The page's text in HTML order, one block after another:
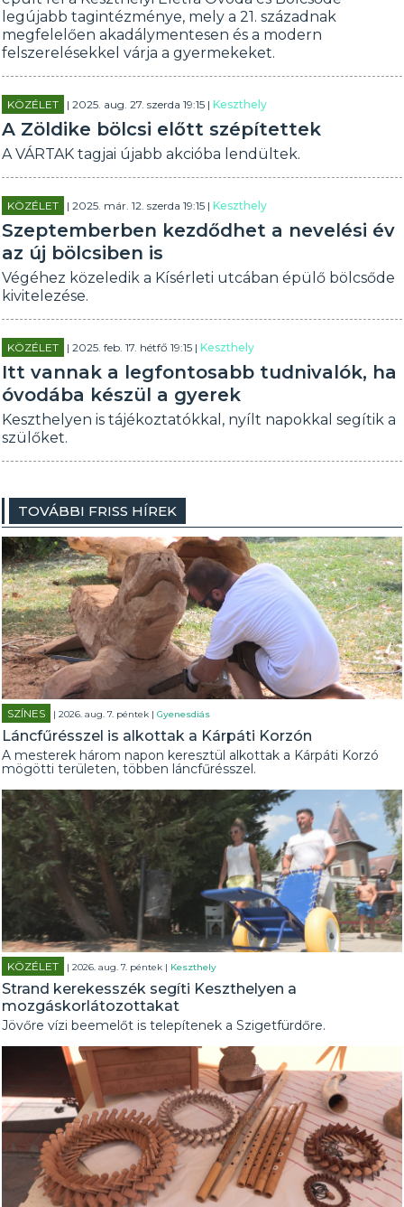
legújabb tagintézménye, mely a 21. századnak
megfelelően akadálymentesen és a modern
felszerelésekkel várja a gyermekeket.
KÖZÉLET | 2025. aug. 27. szerda 19:15 |Keszthely
A Zöldike bölcsi előtt szépítettek
A VÁRTAK tagjai újabb akcióba lendültek.
KÖZÉLET | 2025. már. 12. szerda 19:15 |Keszthely
Szeptemberben kezdődhet a nevelési év
az új bölcsiben is
Végéhez közeledik a Kísérleti utcában épülő bölcsőde
kivitelezése.
KÖZÉLET | 2025. feb. 17. hétfő 19:15 |Keszthely
Itt vannak a legfontosabb tudnivalók, ha
óvodába készül a gyerek
Keszthelyen is tájékoztatókkal, nyílt napokkal segítik a
szülőket.
TOVÁBBI FRISS HÍREK
SZÍNES | 2026. aug. 7. péntek |Gyenesdiás
Láncfűrésszel is alkottak a Kárpáti Korzón
A mesterek három napon keresztül alkottak a Kárpáti Korzó
mögötti területen, többen láncfűrésszel.
KÖZÉLET | 2026. aug. 7. péntek | Keszthely
Strand kerekesszék segíti Keszthelyen a
mozgáskorlátozottakat
Jövőre vízi beemelőt is telepítenek a Szigetfürdőre.